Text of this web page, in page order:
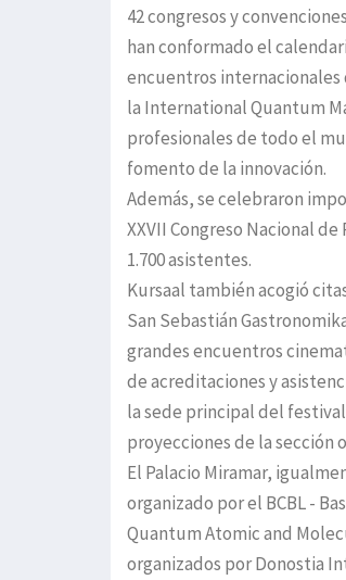
42 congresos y
han conformado el
encuentros internacionales
la International Quantum
profesionales de todo el
fomento de la innovación.
Además, se celebraron
XXVII Congreso Nacional
1.700 asistentes.
Kursaal también acogió
San Sebastián
grandes encuentros
de acreditaciones y
la sede principal del
proyecciones de la sección
El Palacio Miramar,
organizado por el BCBL -
Quantum Atomic and
organizados por Donostia